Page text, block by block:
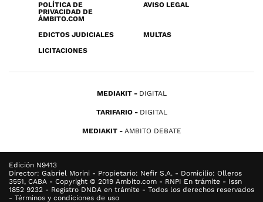
POLÍTICA DE
PRIVACIDAD DE
ÁMBITO.COM
AVISO LEGAL
EDICTOS JUDICIALES
MULTAS
LICITACIONES
MEDIAKIT DIGITAL
TARIFARIO DIGITAL
MEDIAKIT AMBITO DEBATE
Edición N9413
Director: Gabriel Morini - Propietario: Nefir S.A. - Domicilio: Olleros
3551, CABA - Copyright © 2019 Ambito.com - RNPI En trámite - Issn
1852 9232 - Registro DNDA en trámite - Todos los derechos reservados
- Términos y condiciones de uso